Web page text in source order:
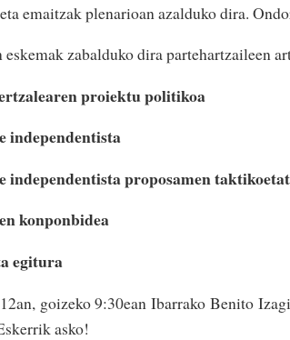
emaitzak plenarioan azalduko dira.
zabalduko dira partehartzaileen
proiektu politikoa
independentista
independentista proposamen
konponbidea
egitura
goizeko 9:30ean Ibarrako Benito
asko!